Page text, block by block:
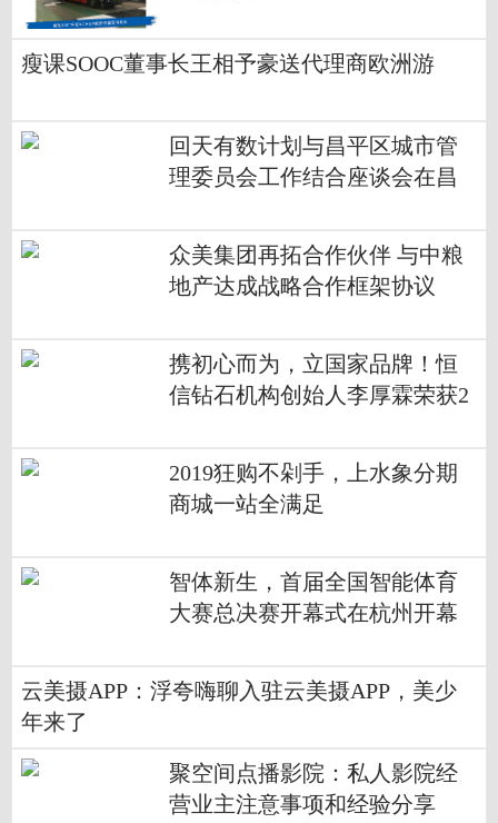
瘦课SOOC董事长王相予豪送代理商欧洲游
回天有数计划与昌平区城市管
理委员会工作结合座谈会在昌
众美集团再拓合作伙伴 与中粮
地产达成战略合作框架协议
携初心而为，立国家品牌！恒
信钻石机构创始人李厚霖荣获2
2019狂购不剁手，上水象分期
商城一站全满足
智体新生，首届全国智能体育
大赛总决赛开幕式在杭州开幕
云美摄APP：浮夸嗨聊入驻云美摄APP，美少
年来了
聚空间点播影院：私人影院经
营业主注意事项和经验分享